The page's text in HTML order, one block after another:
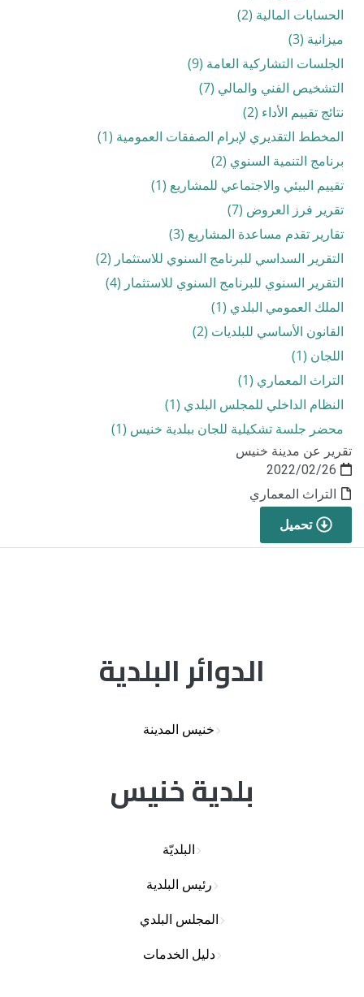
الحسابات المالية (2)
ميزانية (3)
الجلسات التشاركية العامة (9)
التشخيص الفني والمالي (7)
نتائج تقييم الأداء (2)
المخطط التقديري لإبرام الصفقات العمومية (1)
برنامج التنمية السنوي (2)
تقييم البيئي والاجتماعي للمشاريع (1)
تقرير فرز العروض (7)
تقارير تقدم مساعدة المشاريع (3)
التقرير السداسي للبرنامج السنوي للاستثمار (2)
التقرير السنوي للبرنامج السنوي للاستثمار (4)
الملك العمومي البلدي (1)
القانون الأساسي للبلديات (2)
اللجان (1)
التراث المعماري (1)
النظام الداخلي للمجلس البلدي (1)
محضر جلسة تشكيلية للجان ببلدية خنيس (1)
تقرير عن مدينة خنيس
2022/02/26
التراث المعماري
تحميل
الدوائر البلدية
خنيس المدينة
بلدية خنيس
البلديّة
رئيس البلدية
المجلس البلدي
دليل الخدمات